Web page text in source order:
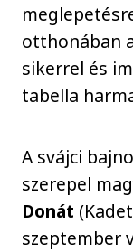
otthonában
sikerrel és
tabella
A svájci
szerepel
Donát
szeptember